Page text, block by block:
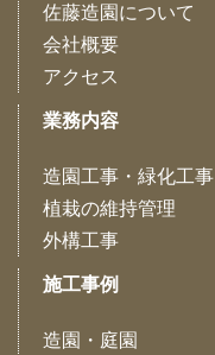
佐藤造園について
会社概要
アクセス
業務内容
造園工事・緑化工事
植栽の維持管理
外構工事
施工事例
造園・庭園